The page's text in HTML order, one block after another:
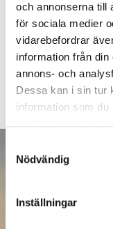
och annonserna till
för sociala medier
vidarebefordrar
information från
annons- och
Dessa kan i sin tur
information som du
samlat in när du
Nödvändig
Inställningar
symtom och om
utredning.
särskilt